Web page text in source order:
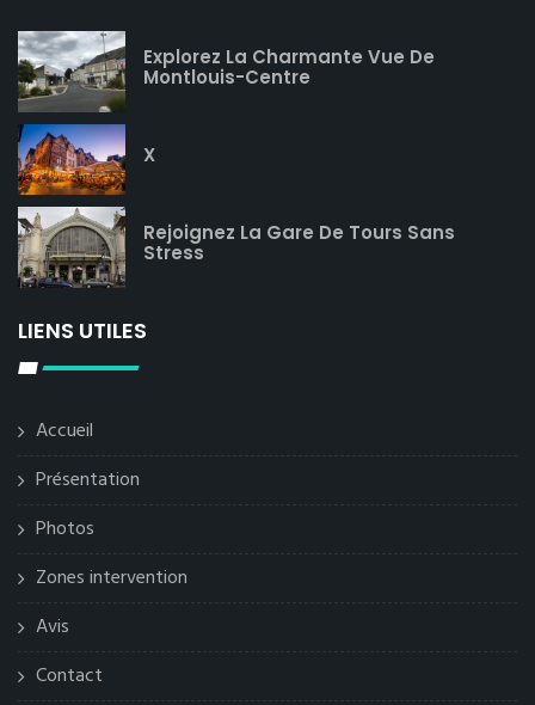
Explorez La Charmante Vue De
Montlouis-Centre
X
Rejoignez La Gare De Tours Sans
Stress
LIENS UTILES
Accueil
Présentation
Photos
Zones intervention
Avis
Contact